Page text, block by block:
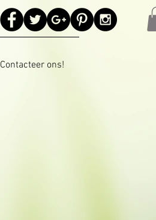
Contacteer ons!